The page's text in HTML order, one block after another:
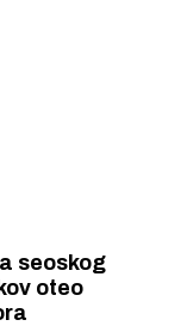
seoskog